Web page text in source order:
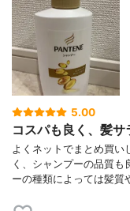
5.00
コスパも良く、髪サ
よくネットでまとめ買い
く、シャンプーの品質
ーの種類によっては髪質